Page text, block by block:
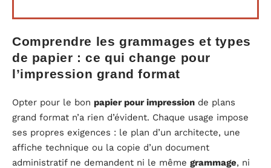
Comprendre les grammages et types
de papier : ce qui change pour
l’impression grand format
Opter pour le bon papier pour impression de plans
grand format n’a rien d’évident. Chaque usage impose
ses propres exigences : le plan d’un architecte, une
affiche technique ou la copie d’un document
administratif ne demandent ni le même grammage, ni